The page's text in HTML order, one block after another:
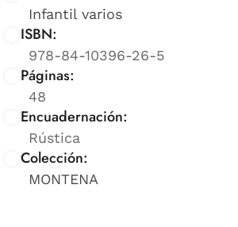
Infantil varios
ISBN:
978-84-10396-26-5
Páginas:
48
Encuadernación:
Rústica
Colección:
MONTENA